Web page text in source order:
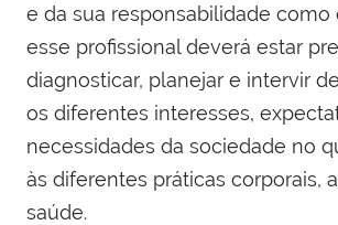
e da sua responsabilidade como
esse profissional deverá estar
diagnosticar, planejar e intervir
os diferentes interesses,
necessidades da sociedade no
às diferentes práticas corporais,
saúde.